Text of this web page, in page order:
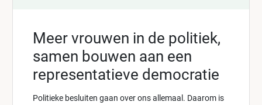
Meer vrouwen in de politiek,
samen bouwen aan een
representatieve democratie
Politieke besluiten gaan over ons allemaal. Daarom is